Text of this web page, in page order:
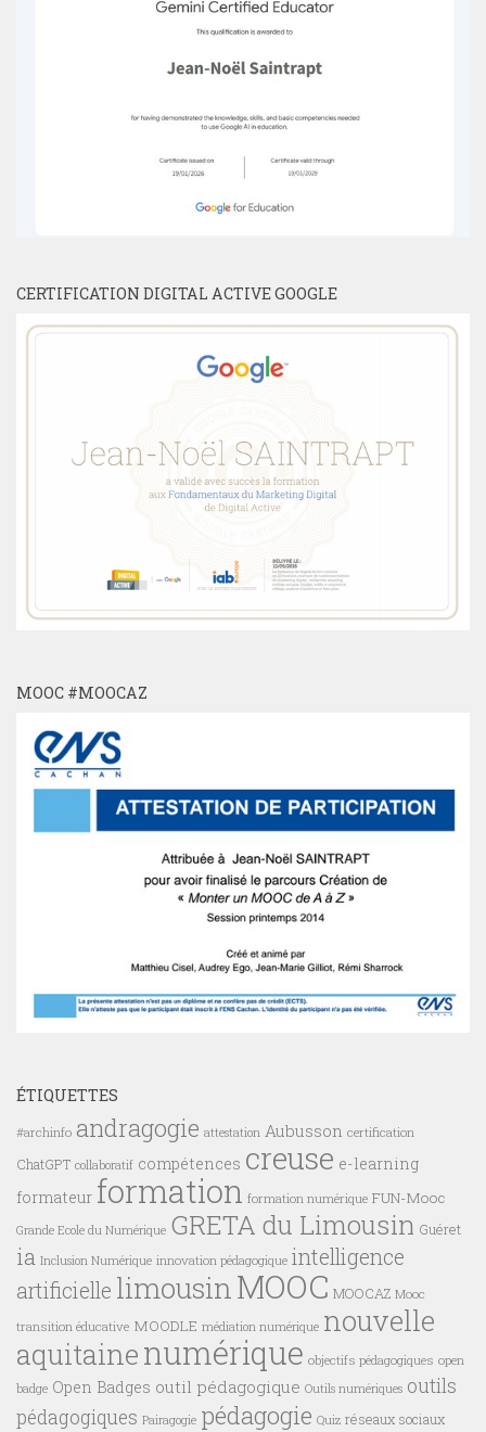
CERTIFICATION DIGITAL ACTIVE GOOGLE
MOOC #MOOCAZ
ÉTIQUETTES
#archinfo andragogie attestation Aubusson certification
ChatGPT collaboratif compétences creuse e-learning
formateur formation formation numérique FUN-Mooc
Grande Ecole du Numérique GRETA du Limousin Guéret
ia Inclusion Numérique innovation pédagogique intelligence
artificielle limousin MOOC MOOCAZ Mooc
transition éducative MOODLE médiation numérique nouvelle
aquitainenumérique objectifs pédagogiques open
badge Open Badges outil pédagogique Outils numériques outils
pédagogiques Pairagogie pédagogie Quiz réseaux sociaux